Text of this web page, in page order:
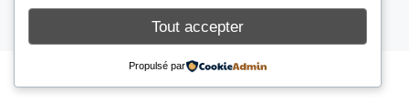
© 2026AU COIN DE PÊCHE
Tout accepter
Propulsé par